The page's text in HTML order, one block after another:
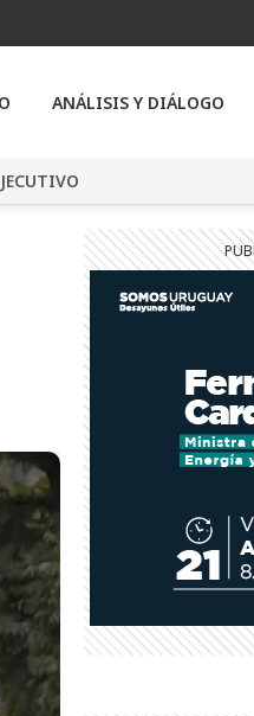
ANÁLISIS Y DIÁLOGO